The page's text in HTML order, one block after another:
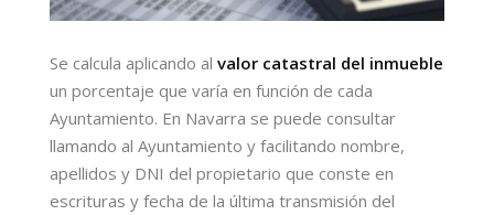
Se calcula aplicando al valor catastral del inmueble
un porcentaje que varía en función de cada
Ayuntamiento. En Navarra se puede consultar
llamando al Ayuntamiento y facilitando nombre,
apellidos y DNI del propietario que conste en
escrituras y fecha de la última transmisión del